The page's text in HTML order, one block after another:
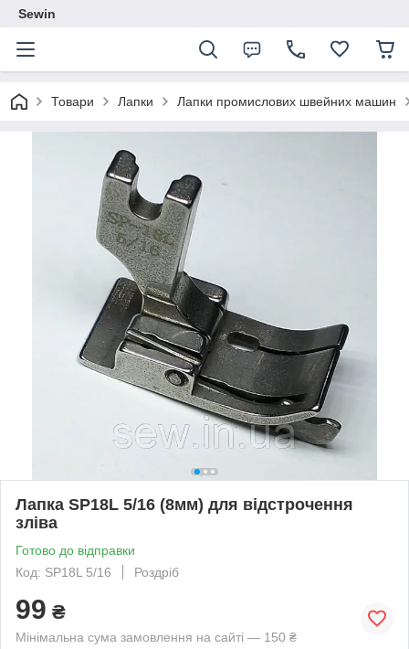
Sewin
Товари Лапки Лапки промислових швейних машин
Лапка SP18L 5/16 (8мм) для відстрочення
зліва
Готово до відправки
Код: SP18L 5/16
Роздріб
99 ₴
Мінімальна сума замовлення на сайті — 150 ₴